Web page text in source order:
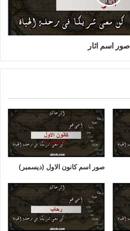
صور اسم اثار
صور اسم كانون الاول (ديسمبر)